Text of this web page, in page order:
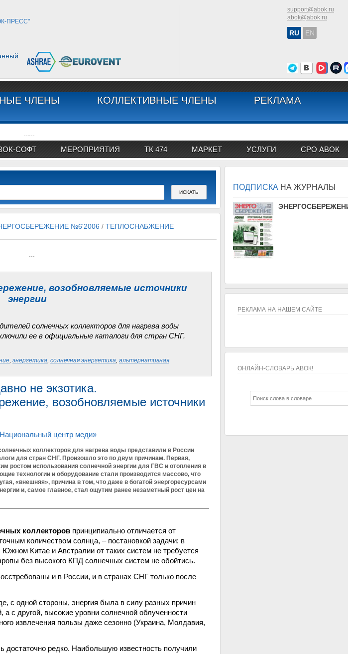
ПРЕСС"
support@abok.ru
abok@abok.ru
RU EN
ЧЛЕНЫ КОЛЛЕКТИВНЫЕ ЧЛЕНЫ
РЕКЛАМА
СОФТ МЕРОПРИЯТИЯ ТК 474 МАРКЕТ УСЛУГИ СРО АВОК
№6'2006 / ТЕПЛОСНАБЖЕНИЕ
возобновляемые источники
энергии
солнечных коллекторов для нагрева воды
ее в официальные каталоги для стран СНГ.
, энергетика, солнечная энергетика, альтернативная
не экзотика.
возобновляемые источники
центр меди»
коллекторов для нагрева воды представили в России
для стран СНГ. Произошло это по двум причинам. Первая,
ростом использования солнечной энергии для ГВС и отопления в
технологии и оборудование стали производится массово, что
«внешняя», причина в том, что даже в богатой энергоресурсами
и, самое главное, стал ощутим ранее незаметный рост цен на
коллекторов принципиально отличается от
количеством солнца, – постановкой задачи: в
Китае и Австралии от таких систем не требуется
без высокого КПД солнечных систем не обойтись.
и в России, и в странах СНГ только после
с одной стороны, энергия была в силу разных причин
с другой, высокие уровни солнечной облученности
извлечения пользы даже сезонно (Украина, Молдавия,
достаточно редко. Наибольшую известность получили
ПОДПИСКА НА ЖУРНАЛЫ
АВОК
РЕКЛАМА НА НАШЕМ САЙТЕ
ОНЛАЙН-СЛОВАРЬ АВОК!